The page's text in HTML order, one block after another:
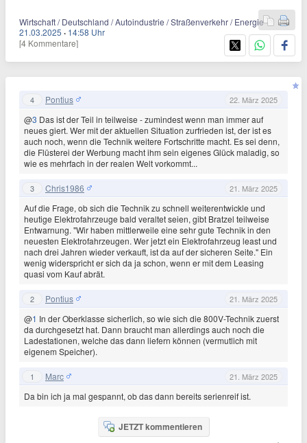
Wirtschaft / Deutschland / Autoindustrie / Straßenverkehr / Energie
21.03.2025 · 14:58 Uhr
[4 Kommentare]
4 Pontius 22. März 2025
@3 Das ist der Teil in teilweise - zumindest wenn man immer auf
neues giert. Wer mit der aktuellen Situation zurfrieden ist, der ist es
auch noch, wenn die Technik weitere Fortschritte macht. Es sei denn,
die Flüsterei der Werbung macht ihm sein eigenes Glück maladig, so
wie es mehrfach in der realen Welt vorkommt...
3 Chris1986 21. März 2025
Auf die Frage, ob sich die Technik zu schnell weiterentwickle und
heutige Elektrofahrzeuge bald veraltet seien, gibt Bratzel teilweise
Entwarnung. "Wir haben mittlerweile eine sehr gute Technik in den
neuesten Elektrofahrzeugen. Wer jetzt ein Elektrofahrzeug least und
nach drei Jahren wieder verkauft, ist da auf der sicheren Seite." Ein
wenig widerspricht er sich da ja schon, wenn er mit dem Leasing
quasi vom Kauf abrät.
2 Pontius 21. März 2025
@1 In der Oberklasse sicherlich, so wie sich die 800V-Technik zuerst
da durchgesetzt hat. Dann braucht man allerdings auch noch die
Ladestationen, welche das dann liefern können (vermutlich mit
eigenem Speicher).
1 Marc 21. März 2025
Da bin ich ja mal gespannt, ob das dann bereits serienreif ist.
JETZT kommentieren